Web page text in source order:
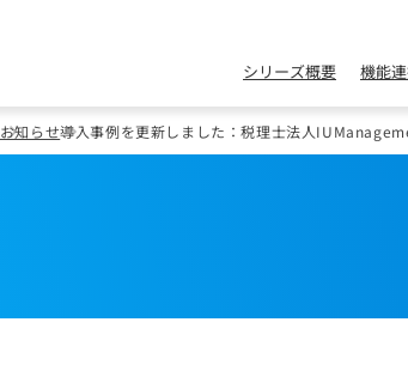
シリーズ概要 機能
お知らせ導入事例を更新しました：税理士法人